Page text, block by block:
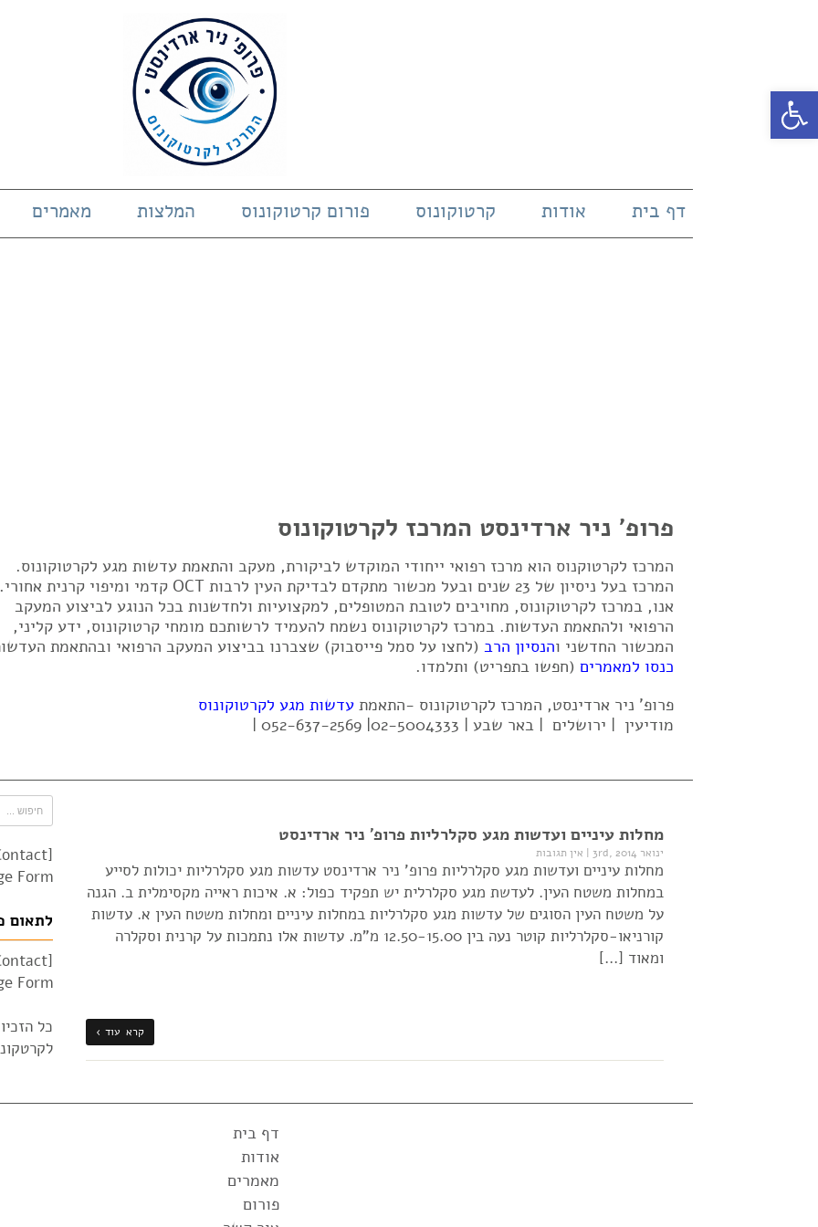
פתח סרגל נגישות
דף בית אודות קרטוקונוס פורום קרטוקונוס המלצות מאמרים
פרופ' ניר ארדינסט המרכז לקרטוקונוס
המרכז לקרטוקנוס הוא מרכז רפואי ייחודי המוקדש לביקורת, מעקב והתאמת עדשות מגע לקרטוקונוס.
המרכז בעל ניסיון של 23 שנים ובעל מכשור מתקדם לבדיקת העין לרבות OCT קדמי ומיפוי קרנית אחורי.
אנו, במרכז לקרטוקונוס, מחויבים לטובת המטופלים, למקצועיות ולחדשנות בכל הנוגע לביצוע המעקב
הרפואי ולהתאמת העדשות. במרכז לקרטוקונוס נשמח להעמיד לרשותכם מומחי קרטוקונוס, ידע קליני,
המכשור החדשני והנסיון הרב (לחצו על סמל פייסבוק) שצברנו בביצוע המעקב הרפואי ובהתאמת
כנסו למאמרים (חפשו בתפריט) ותלמדו.
פרופ' ניר ארדינסט, המרכז לקרטוקונוס -התאמת עדשות מגע לקרטוקונוס
מודיעין | ירושלים | באר שבע | 02-5004333| 052-637-2569 |
מחלות עיניים ועדשות מגע סקלרליות פרופ' ניר ארדינסט
ינואר 3rd, 2014 | אין תגובות
מחלות עיניים ועדשות מגע סקלרליות פרופ' ניר ארדינסט עדשות מגע סקלרליות יכולות לסייע
במחלות משטח העין. לעדשת מגע סקלרלית יש תפקיד כפול: א. איכות ראייה מקסימלית ב. הגנה
על משטח העין הסוגים של עדשות מגע סקלרליות במחלות עיניים ומחלות משטח העין א. עדשות
קורניאו-סקלרליות קוטר נעה בין 12.50-15.00 מ"מ. עדשות אלו נתמכות על קרנית וסקלרה
ומאוד […]
קרא עוד ›
Form"]
לתאום
Form"]
כל
לקרטקונוס
דף בית
אודות
מאמרים
פורום